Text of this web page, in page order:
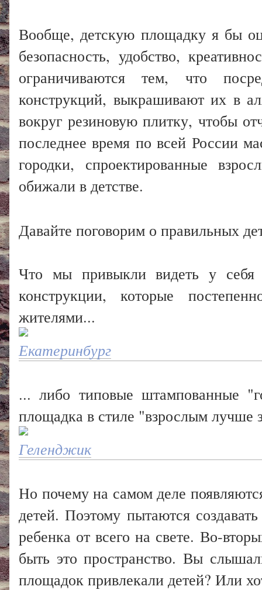
Вообще, детскую площадку я бы
безопасность, удобство,
ограничиваются тем, что
конструкций, выкрашивают их в
вокруг резиновую плитку, чтобы
последнее время по всей России
городки, спроектированные
обижали в детстве.
Давайте поговорим о правильных
Что мы привыкли видеть у себя
конструкции, которые
жителями...
Екатеринбург
... либо типовые штампованные
площадка в стиле "взрослым лучше
Геленджик
Но почему на самом деле
детей. Поэтому пытаются
ребенка от всего на свете. Во-
быть это пространство. Вы
площадок привлекали детей? Или